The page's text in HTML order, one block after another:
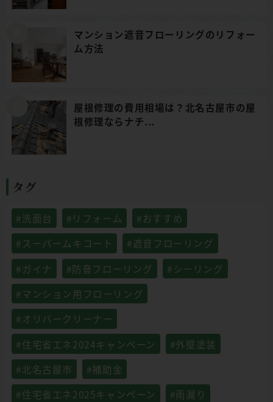
マンション遮音フローリングのリフォー
ム方法
屋根修理の費用相場は？北名古屋市の屋
根修理ならナチ...
タグ
#洗面台 #リフォーム
#おすすめ
#スーパームキコート
#遮音フローリング
#ガイナ
#防音フローリング
#シーリング
#マンション用フローリング
#オリバークリーナー
#住宅省エネ2024キャンペーン
#外壁塗装
#北名古屋市
#補助金
#住宅省エネ2025キャンペーン
#雨漏り